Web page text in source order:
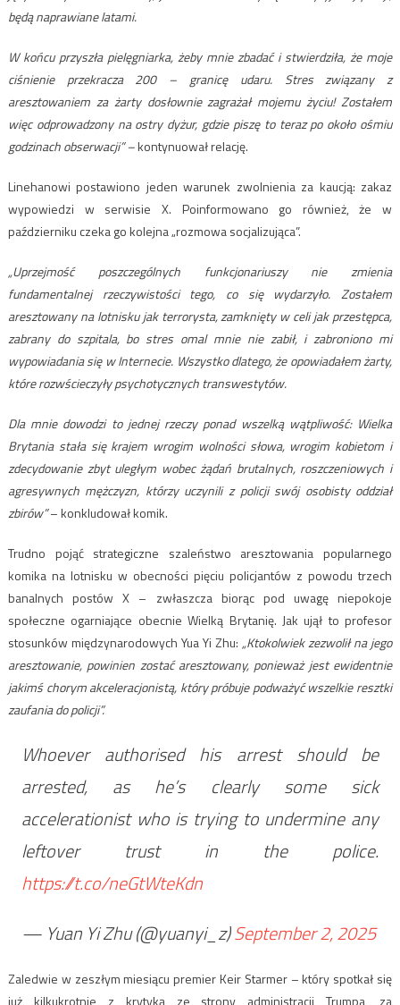
będą naprawiane latami.
W końcu przyszła pielęgniarka, żeby mnie zbadać i stwierdziła, że ​​moje
ciśnienie przekracza 200 – granicę udaru. Stres związany z
aresztowaniem za żarty dosłownie zagrażał mojemu życiu! Zostałem
więc odprowadzony na ostry dyżur, gdzie piszę to teraz po około ośmiu
godzinach obserwacji” –kontynuował relację.
Linehanowi postawiono jeden warunek zwolnienia za kaucją: zakaz
wypowiedzi w serwisie X. Poinformowano go również, że w
październiku czeka go kolejna „rozmowa socjalizująca”.
„Uprzejmość poszczególnych funkcjonariuszy nie zmienia
fundamentalnej rzeczywistości tego, co się wydarzyło. Zostałem
aresztowany na lotnisku jak terrorysta, zamknięty w celi jak przestępca,
zabrany do szpitala, bo stres omal mnie nie zabił, i zabroniono mi
wypowiadania się w Internecie. Wszystko dlatego, że opowiadałem żarty,
które rozwścieczyły psychotycznych transwestytów.
Dla mnie dowodzi to jednej rzeczy ponad wszelką wątpliwość: Wielka
Brytania stała się krajem wrogim wolności słowa, wrogim kobietom i
zdecydowanie zbyt uległym wobec żądań brutalnych, roszczeniowych i
agresywnych mężczyzn, którzy uczynili z policji swój osobisty oddział
zbirów”– konkludował komik.
Trudno pojąć strategiczne szaleństwo aresztowania popularnego
komika na lotnisku w obecności pięciu policjantów z powodu trzech
banalnych postów X – zwłaszcza biorąc pod uwagę niepokoje
społeczne ogarniające obecnie Wielką Brytanię. Jak ujął to profesor
stosunków międzynarodowych Yua Yi Zhu:„Ktokolwiek zezwolił na jego
aresztowanie, powinien zostać aresztowany, ponieważ jest ewidentnie
jakimś chorym akceleracjonistą, który próbuje podważyć wszelkie resztki
zaufania do policji”.
Whoever authorised his arrest should be
arrested, as he’s clearly some sick
accelerationist who is trying to undermine any
leftover trust in the police.
https://t.co/neGtWteKdn
— Yuan Yi Zhu (@yuanyi_z)September 2, 2025
Zaledwie w zeszłym miesiącu premier Keir Starmer – który spotkał się
już kilkukrotnie z krytyką ze strony administracji Trumpa, za